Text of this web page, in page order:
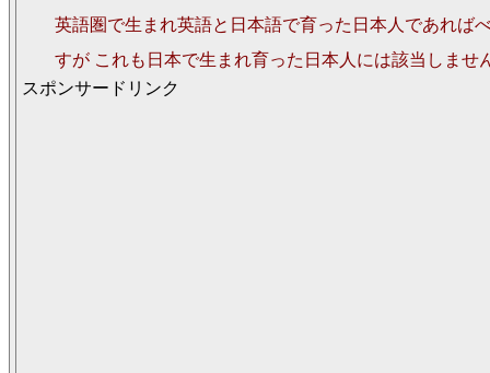
英語圏で生まれ英語と日本語で育った日本人であれば
すが これも日本で生まれ育った日本人には該当しませ
スポンサードリンク